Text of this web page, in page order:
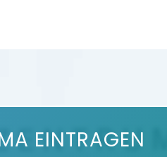
EINTRAGEN